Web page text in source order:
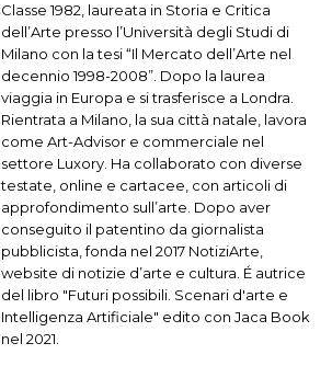
Classe 1982, laureata in Storia e Critica
dell’Arte presso l’Università degli Studi di
Milano con la tesi “Il Mercato dell’Arte nel
decennio 1998-2008”. Dopo la laurea
viaggia in Europa e si trasferisce a Londra.
Rientrata a Milano, la sua città natale, lavora
come Art-Advisor e commerciale nel
settore Luxory. Ha collaborato con diverse
testate, online e cartacee, con articoli di
approfondimento sull’arte. Dopo aver
conseguito il patentino da giornalista
pubblicista, fonda nel 2017 NotiziArte,
website di notizie d’arte e cultura. É autrice
del libro "Futuri possibili. Scenari d'arte e
Intelligenza Artificiale" edito con Jaca Book
nel 2021.